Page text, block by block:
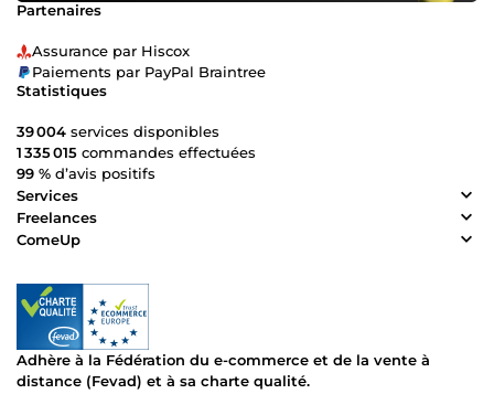
Partenaires
Assurance par Hiscox
Paiements par PayPal Braintree
Statistiques
39 004 services disponibles
1 335 015 commandes effectuées
99 % d’avis positifs
Services
Freelances
ComeUp
Adhère à la Fédération du e-commerce et de la vente à
distance (Fevad) et à sa charte qualité.